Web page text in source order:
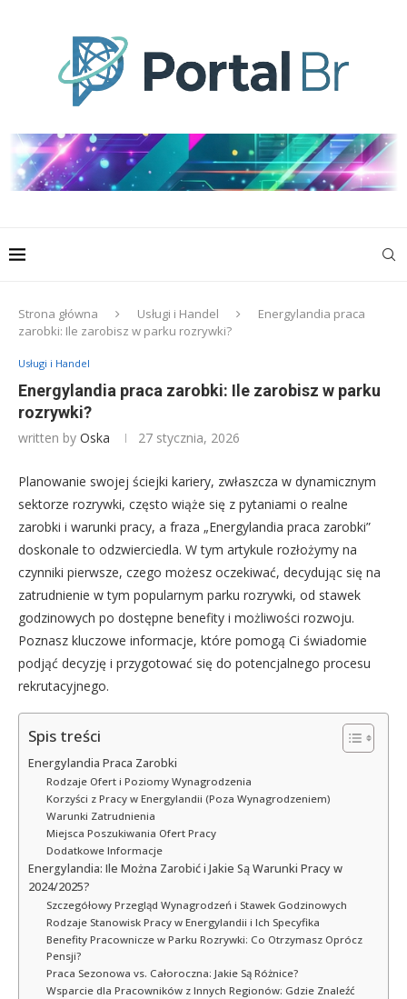
Strona główna Usługi i Handel
Energylandia praca
zarobki: Ile zarobisz w parku rozrywki?
Usługi i Handel
Energylandia praca zarobki: Ile zarobisz w parku
rozrywki?
written by Oska 27 stycznia, 2026
Planowanie swojej ściejki kariery, zwłaszcza w dynamicznym
sektorze rozrywki, często wiąże się z pytaniami o realne
zarobki i warunki pracy, a fraza „Energylandia praca zarobki”
doskonale to odzwierciedla. W tym artykule rozłożymy na
czynniki pierwsze, czego możesz oczekiwać, decydując się na
zatrudnienie w tym popularnym parku rozrywki, od stawek
godzinowych po dostępne benefity i możliwości rozwoju.
Poznasz kluczowe informacje, które pomogą Ci świadomie
podjąć decyzję i przygotować się do potencjalnego procesu
rekrutacyjnego.
Spis treści
Energylandia Praca Zarobki
Rodzaje Ofert i Poziomy Wynagrodzenia
Korzyści z Pracy w Energylandii (Poza Wynagrodzeniem)
Warunki Zatrudnienia
Miejsca Poszukiwania Ofert Pracy
Dodatkowe Informacje
Energylandia: Ile Można Zarobić i Jakie Są Warunki Pracy w
2024/2025?
Szczegółowy Przegląd Wynagrodzeń i Stawek Godzinowych
Rodzaje Stanowisk Pracy w Energylandii i Ich Specyfika
Benefity Pracownicze w Parku Rozrywki: Co Otrzymasz Oprócz
Pensji?
Praca Sezonowa vs. Całoroczna: Jakie Są Różnice?
Wsparcie dla Pracowników z Innych Regionów: Gdzie Znaleźć